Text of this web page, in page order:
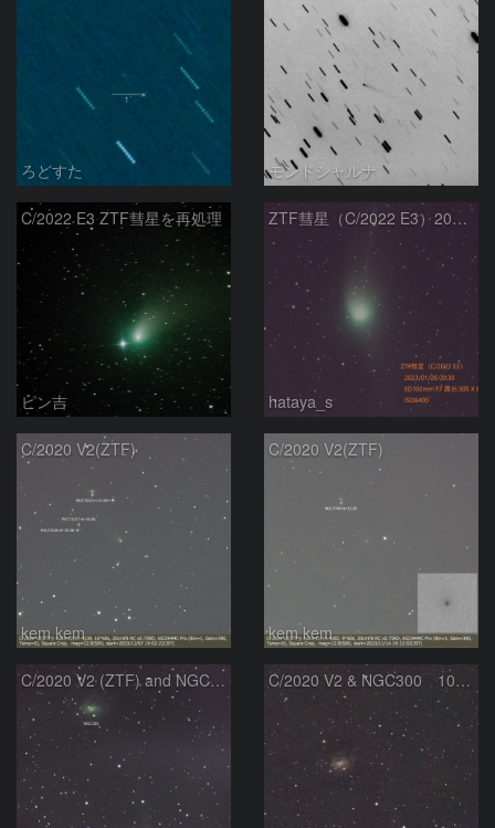
ろどすた モンドシャルナ
C/2022 E3 ZTF彗星を再処理
ピン吉
ZTF彗星（C/2022 E3）2023/01/26
hataya_s
C/2020 V2(ZTF)
kem.kem
C/2020 V2(ZTF)
kem.kem
C/2020 V2 (ZTF) and NGC300 C/2020 V2 & NGC300 10/15